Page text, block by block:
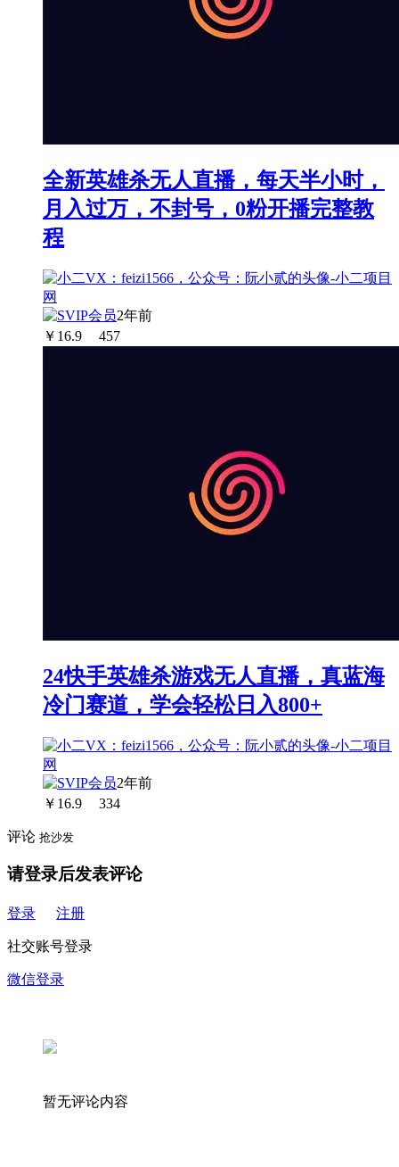
全新英雄杀无人直播，每天半小时，
月入过万，不封号，0粉开播完整教
程
2年前
￥ 16.9 457
24快手英雄杀游戏无人直播，真蓝海
冷门赛道，学会轻松日入800+
2年前
￥ 16.9 334
评论 抢沙发
请登录后发表评论
登录 注册
社交账号登录
微信登录
暂无评论内容